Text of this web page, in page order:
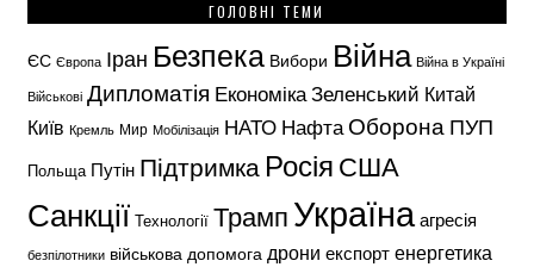
ГОЛОВНІ ТЕМИ
ЄС Європа Іран Безпека Вибори Війна Війна в Україні
Військові Дипломатія ЕкономікаЗеленський Китай
Київ Кремль Мир Мобілізація НАТО НафтаОборона ПУП
Польща Путін Підтримка РосіяСША
Санкції Технології ТрампУкраїнаагресія
безпілотники військова допомога дрони експорт енергетика